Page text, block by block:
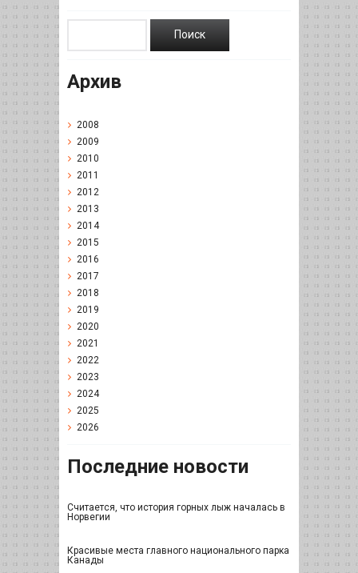
Архив
2008
2009
2010
2011
2012
2013
2014
2015
2016
2017
2018
2019
2020
2021
2022
2023
2024
2025
2026
Последние новости
Считается, что история горных лыж началась в
Норвегии
Красивые места главного национального парка
Канады